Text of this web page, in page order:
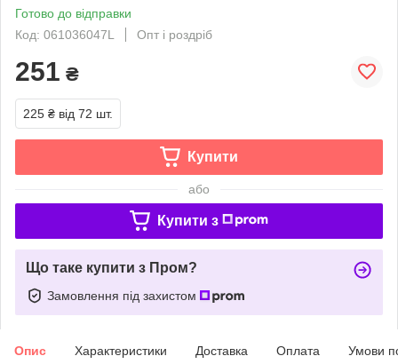
Готово до відправки
Код: 061036047L
Опт і роздріб
251 ₴
225 ₴ від 72 шт.
Купити
або
Купити з
Що таке купити з Пром?
Замовлення під захистом
Опис Характеристики Доставка Оплата Умови